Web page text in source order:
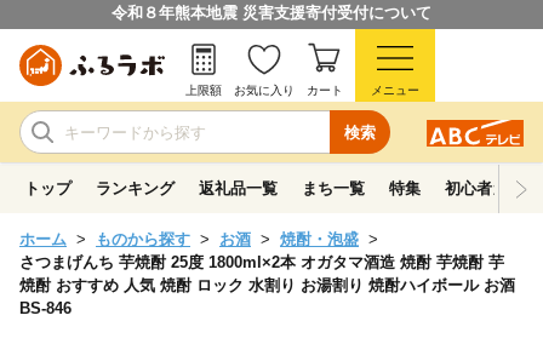
令和８年熊本地震 災害支援寄付受付について
検索
上限額 お気に入り カート メニュー
トップ ランキング 返礼品一覧 まち一覧 特集 初心者ガイド
ホーム ものから探す お酒
焼酎・泡盛
さつまげんち 芋焼酎 25度 1800ml×2本 オガタマ酒造 焼酎 芋焼酎 芋
焼酎 おすすめ 人気 焼酎 ロック 水割り お湯割り 焼酎ハイボール お酒
BS-846